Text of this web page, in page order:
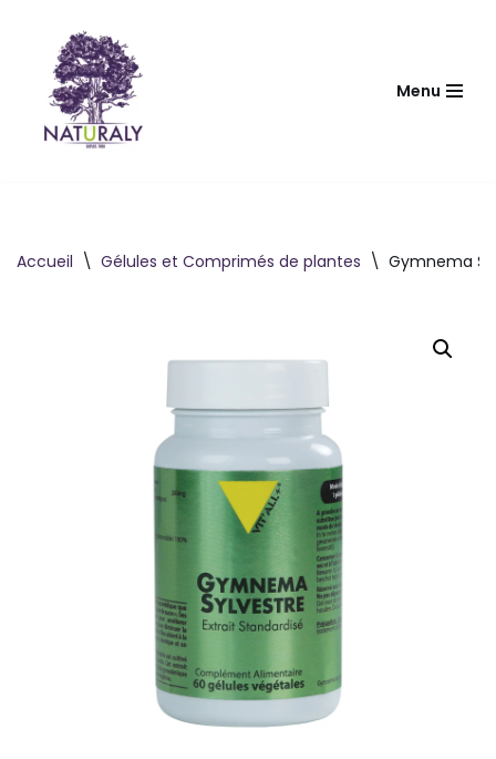
contenu
Menu
Accueil \ Gélules et Comprimés de plantes \ Gymnema